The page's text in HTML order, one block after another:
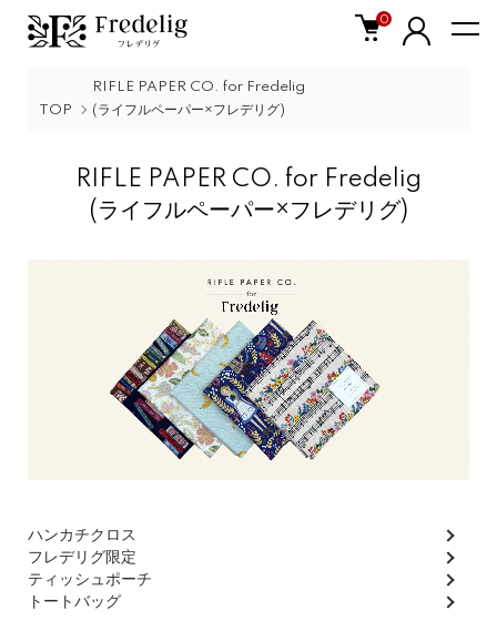
0
TOP
RIFLE PAPER CO. for Fredelig
(ライフルペーパー×フレデリグ)
RIFLE PAPER CO. for Fredelig
(ライフルペーパー×フレデリグ)
グループ一覧
ハンカチクロス
フレデリグ限定
ティッシュポーチ
トートバッグ